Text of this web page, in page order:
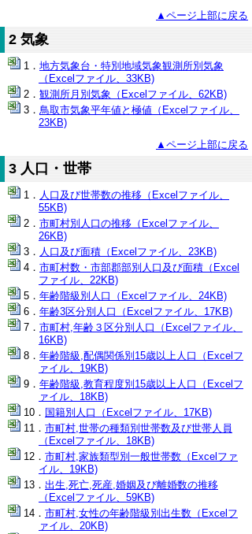
▲ページ上部に戻る
2 気象
地方気象台・特別地域気象観測所別気象
（Excelファイル、33KB)
観測所月別気象（Excelファイル、62KB)
鳥取市気象平年値と極値（Excelファイル、
23KB)
▲ページ上部に戻る
3 人口・世帯
人口及び世帯数の推移（Excelファイル、
55KB)
市町村別人口の推移（Excelファイル、
26KB)
人口及び面積（Excelファイル、23KB)
市町村数・市部郡部別人口及び面積（Excel
ファイル、22KB)
年齢階級別人口（Excelファイル、24KB)
年齢3区分別人口（Excelファイル、17KB)
市町村,年齢３区分別人口（Excelファイル、
16KB)
年齢階級,配偶関係別15歳以上人口（Excelフ
ァイル、19KB)
年齢階級,教育程度別15歳以上人口（Excelフ
ァイル、18KB)
国籍別人口（Excelファイル、17KB)
市町村,世帯の種類別世帯数及び世帯人員
（Excelファイル、18KB)
市町村,家族類型別一般世帯数（Excelファ
イル、19KB)
出生,死亡,死産,婚姻及び離婚数の推移
（Excelファイル、59KB)
市町村,女性の年齢階級別出生数（Excelフ
ァイル、20KB)